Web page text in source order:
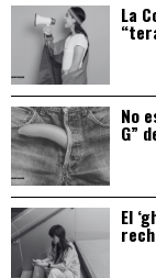
La
No
G”
El